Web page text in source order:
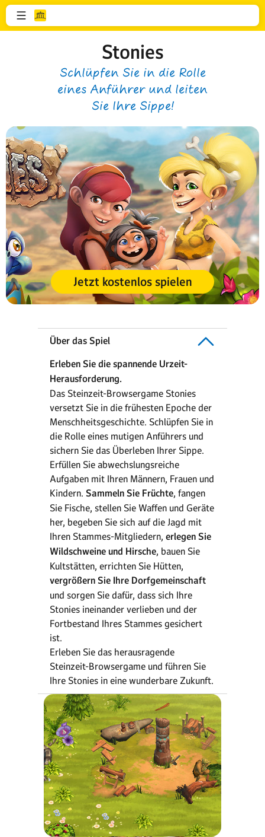
Stonies
Schlüpfen Sie in die Rolle
eines Anführer und leiten
Sie Ihre Sippe!
Jetzt kostenlos spielen
Über das Spiel
Erleben Sie die spannende Urzeit-
Herausforderung.
Das Steinzeit-Browsergame Stonies
versetzt Sie in die frühesten Epoche der
Menschheitsgeschichte. Schlüpfen Sie in
die Rolle eines mutigen Anführers und
sichern Sie das Überleben Ihrer Sippe.
Erfüllen Sie abwechslungsreiche
Aufgaben mit Ihren Männern, Frauen und
Kindern. Sammeln Sie Früchte, fangen
Sie Fische, stellen Sie Waffen und Geräte
her, begeben Sie sich auf die Jagd mit
Ihren Stammes-Mitgliedern, erlegen Sie
Wildschweine und Hirsche, bauen Sie
Kultstätten, errichten Sie Hütten,
vergrößern Sie Ihre Dorfgemeinschaft
und sorgen Sie dafür, dass sich Ihre
Stonies ineinander verlieben und der
Fortbestand Ihres Stammes gesichert
ist.
Erleben Sie das herausragende
Steinzeit-Browsergame und führen Sie
Ihre Stonies in eine wunderbare Zukunft.